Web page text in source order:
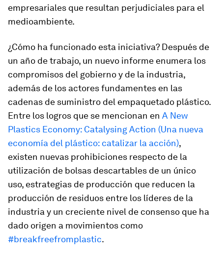
empresariales que resultan perjudiciales para el
medioambiente.
¿Cómo ha funcionado esta iniciativa? Después de
un año de trabajo, un nuevo informe enumera los
compromisos del gobierno y de la industria,
además de los actores fundamentes en las
cadenas de suministro del empaquetado plástico.
Entre los logros que se mencionan en A New
Plastics Economy: Catalysing Action (Una nueva
economía del plástico: catalizar la acción),
existen nuevas prohibiciones respecto de la
utilización de bolsas descartables de un único
uso, estrategias de producción que reducen la
producción de residuos entre los líderes de la
industria y un creciente nivel de consenso que ha
dado origen a movimientos como
#breakfreefromplastic.